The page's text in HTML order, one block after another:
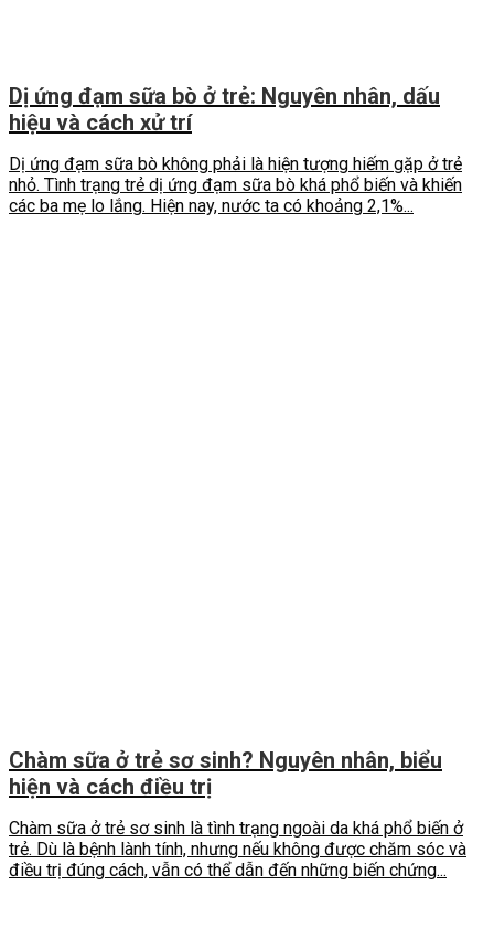
Dị ứng đạm sữa bò ở trẻ: Nguyên nhân, dấu
hiệu và cách xử trí
Dị ứng đạm sữa bò không phải là hiện tượng hiếm gặp ở trẻ
nhỏ. Tình trạng trẻ dị ứng đạm sữa bò khá phổ biến và khiến
các ba mẹ lo lắng. Hiện nay, nước ta có khoảng 2,1%...
Chàm sữa ở trẻ sơ sinh? Nguyên nhân, biểu
hiện và cách điều trị
Chàm sữa ở trẻ sơ sinh là tình trạng ngoài da khá phổ biến ở
trẻ. Dù là bệnh lành tính, nhưng nếu không được chăm sóc và
điều trị đúng cách, vẫn có thể dẫn đến những biến chứng...